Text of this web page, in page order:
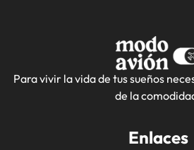
Para vivir la vida de tus sueños
de la
Enlaces